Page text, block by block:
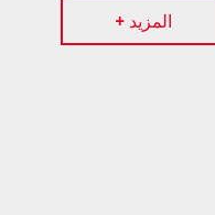
المزيد +